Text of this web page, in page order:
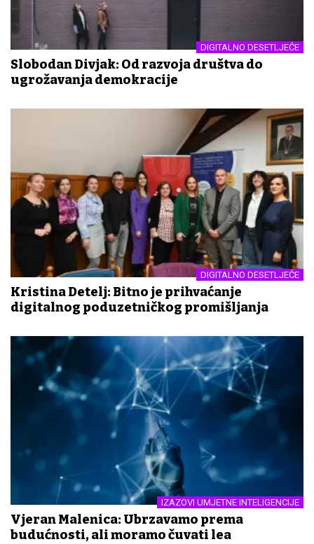
DIGITALNO DESETLJEĆE
Slobodan Divjak: Od razvoja društva do
ugrožavanja demokracije
DIGITALNO DESETLJEĆE
Kristina Detelj: Bitno je prihvaćanje
digitalnog poduzetničkog promišljanja
IZAZOVI UMJETNE INTELIGENCIJE
Vjeran Malenica: Ubrzavamo prema
budućnosti, ali moramo čuvati leđa